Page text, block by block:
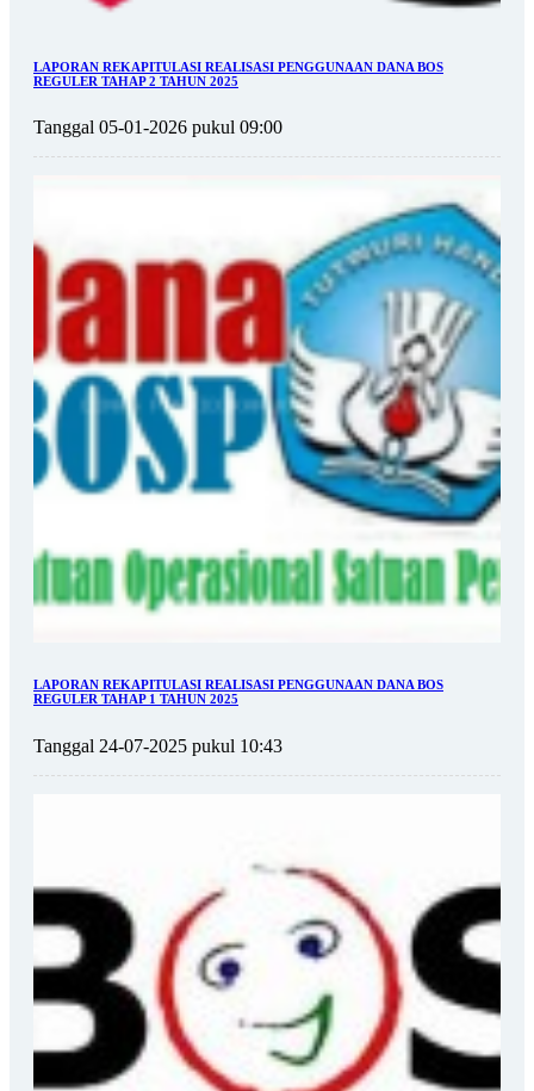
LAPORAN REKAPITULASI REALISASI PENGGUNAAN DANA BOS
REGULER TAHAP 2 TAHUN 2025
Tanggal 05-01-2026 pukul 09:00
LAPORAN REKAPITULASI REALISASI PENGGUNAAN DANA BOS
REGULER TAHAP 1 TAHUN 2025
Tanggal 24-07-2025 pukul 10:43